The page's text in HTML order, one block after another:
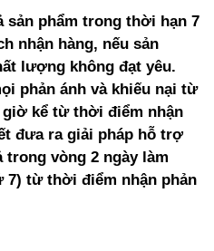
sản phẩm trong thời hạn 7
nhận hàng, nếu sản
lượng không đạt yêu.
phản ánh và khiếu nại từ
giờ kể từ thời điểm nhận
đưa ra giải pháp hỗ trợ
vòng 2 ngày làm
7) từ thời điểm nhận phản